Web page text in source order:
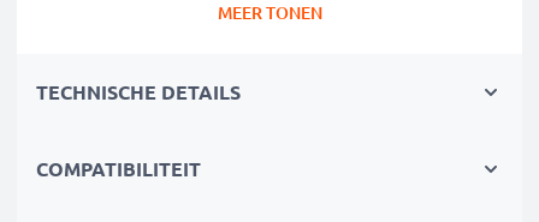
Vervang de batterij, niet je apparaat. Het is de
die je geld bespaart en tegelijkertijd je ecologische
MEER TONEN
TECHNISCHE DETAILS
COMPATIBILITEIT